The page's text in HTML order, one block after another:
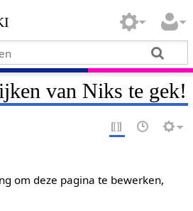
van Niks te gek!
om deze pagina te bewerken,